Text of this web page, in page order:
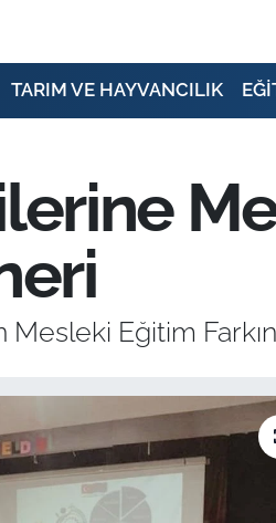
TARIM VE HAYVANCILIK
Mesleki Eğitim